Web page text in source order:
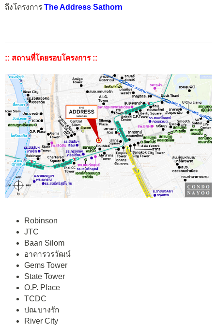
ถึงโครงการ The Address Sathorn
:: สถานที่โดยรอบโครงการ ::
Robinson
JTC
Baan Silom
อาคารวรวัฒน์
Gems Tower
State Tower
O.P. Place
TCDC
ปณ.บางรัก
River City